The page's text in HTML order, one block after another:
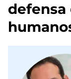
defensa